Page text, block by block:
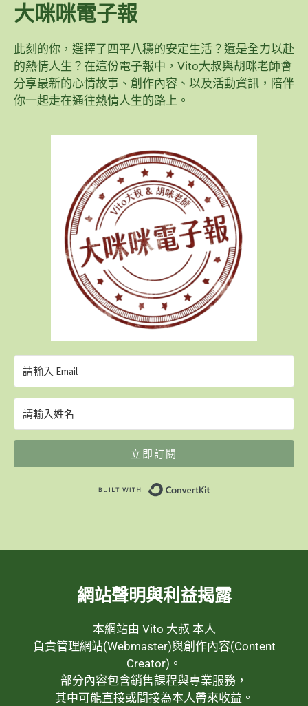
大咪咪電子報
此刻的你，選擇了四平八穩的安定生活？還是全力以赴
的熱情人生？在這份電子報中，Vito大叔與胡咪老師會
分享最新的心情故事、創作內容、以及活動資訊，陪伴
你一起走在通往熱情人生的路上。
立即訂閱
網站聲明與利益揭露
本網站由 Vito 大叔 本人
負責管理網站(Webmaster)與創作內容(Content
Creator)。
部分內容包含銷售課程與專業服務，
其中可能直接或間接為本人帶來收益。